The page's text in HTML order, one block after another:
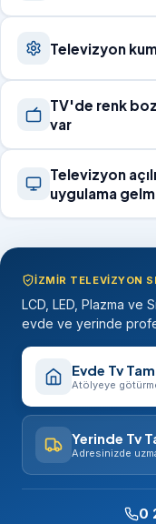
Televizyon
TV'de renk
var
Televizyon
uygulama
İZMIR TELEVIZYON
LCD, LED, Plazma ve
evde ve yerinde
Evde Tv
Atölyeye
Yerinde Tv
Adresinizde
0